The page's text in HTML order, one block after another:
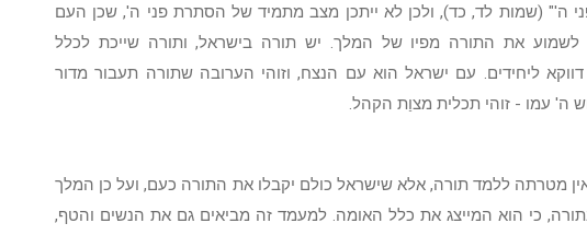
ה'" (שמות לד, כד), ולכן לא ייתכן מצב מתמיד של הסתרת פני ה', שכן העם
לשמוע את התורה מפיו של המלך. יש תורה בישראל, ותורה שייכת לכלל
דווקא ליחידים. עם ישראל הוא עם הנצח, וזוהי הערובה שתורה תעבור מדור
ה' עמו - זוהי תכלית מצוַת הקהל.
מטרתה ללמד תורה, אלא שישראל כולם יקבלו את התורה כעם, ועל כן המלך
כי הוא המייצג את כלל האומה. למעמד זה מביאים גם את הנשים והטף,